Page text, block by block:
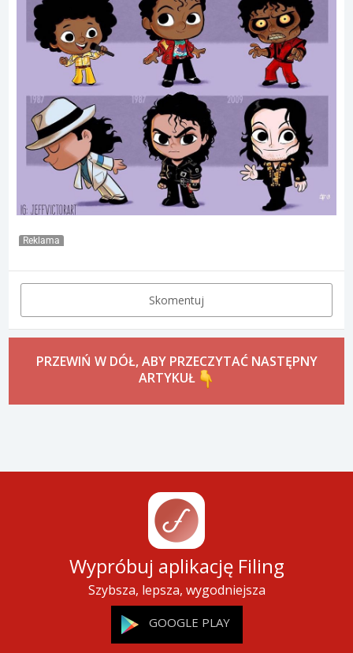
Reklama
Skomentuj
PRZEWIŃ W DÓŁ, ABY PRZECZYTAĆ NASTĘPNY
ARTYKUŁ
Wypróbuj aplikację Filing
Szybsza, lepsza, wygodniejsza
GOOGLE PLAY